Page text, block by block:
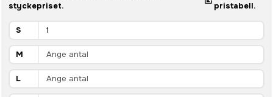
styckepriset.
pristabell.
S
M
L